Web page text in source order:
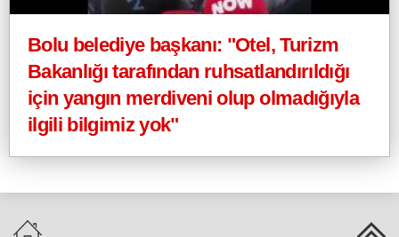
Bolu belediye başkanı: "Otel, Turizm
Bakanlığı tarafından ruhsatlandırıldığı
için yangın merdiveni olup olmadığıyla
ilgili bilgimiz yok"